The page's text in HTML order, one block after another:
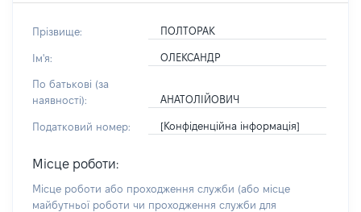
Прізвище: ПОЛТОРАК
Ім'я: ОЛЕКСАНДР
По батькові (за
наявності):
АНАТОЛІЙОВИЧ
Податковий номер: [Конфіденційна інформація]
Місце роботи:
Місце роботи або проходження служби (або місце
майбутньої роботи чи проходження служби для